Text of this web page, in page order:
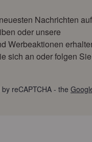
Nachrichten auf
oder unsere
Werbeaktionen
sich an oder folgen Sie
reCAPTCHA - the